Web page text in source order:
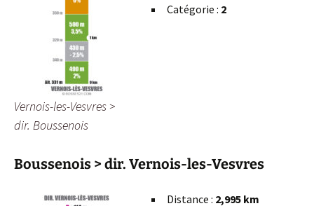
Vernois-les-Vesvres >
dir. Boussenois
Catégorie : 2
Boussenois > dir. Vernois-les-Vesvres
Distance : 2,995 km